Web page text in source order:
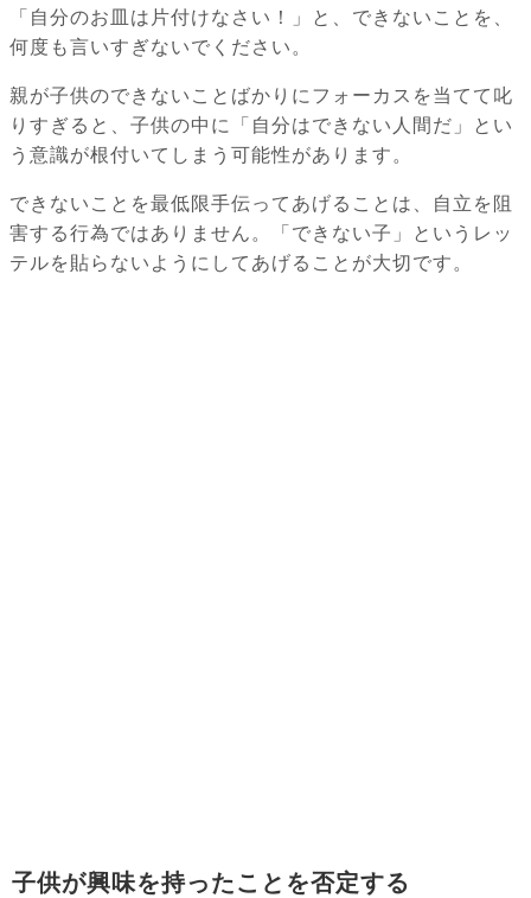
「自分のお皿は片付けなさい！」と、できないことを、
何度も言いすぎないでください。
親が子供のできないことばかりにフォーカスを当てて叱
りすぎると、子供の中に「自分はできない人間だ」とい
う意識が根付いてしまう可能性があります。
できないことを最低限手伝ってあげることは、自立を阻
害する行為ではありません。「できない子」というレッ
テルを貼らないようにしてあげることが大切です。
子供が興味を持ったことを否定する